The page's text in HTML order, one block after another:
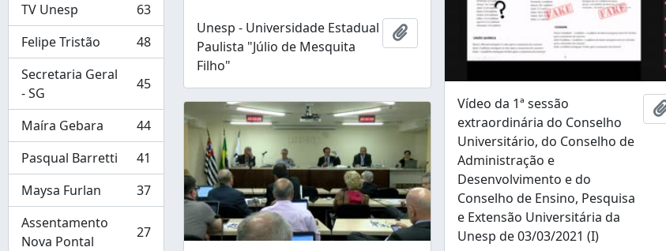
TV Unesp
, 63 resultados
63
Felipe Tristão
, 48 resultados
48
Secretaria Geral
- SG
, 45 resultados 45
Maíra Gebara
, 44 resultados
44
Pasqual Barretti
, 41 resultados
41
Maysa Furlan
, 37 resultados
37
Assentamento
Nova Pontal
, 27 resultados 27
Unesp - Universidade Estadual
Paulista "Júlio de Mesquita
Filho"
Adicionar à área de transferência
Vídeo da 1ª sessão
extraordinária do Conselho
Universitário, do Conselho de
Administração e
Desenvolvimento e do
Conselho de Ensino, Pesquisa
e Extensão Universitária da
Unesp de 03/03/2021 (I)